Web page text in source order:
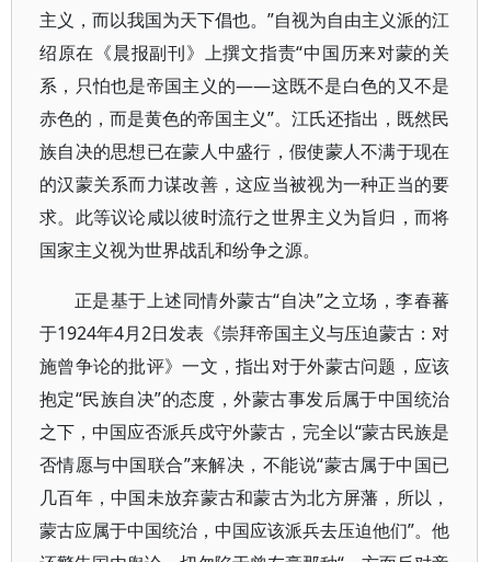
主义，而以我国为天下倡也。”自视为自由主义派的江
绍原在《晨报副刊》上撰文指责“中国历来对蒙的关
系，只怕也是帝国主义的——这既不是白色的又不是
赤色的，而是黄色的帝国主义”。江氏还指出，既然民
族自决的思想已在蒙人中盛行，假使蒙人不满于现在
的汉蒙关系而力谋改善，这应当被视为一种正当的要
求。此等议论咸以彼时流行之世界主义为旨归，而将
国家主义视为世界战乱和纷争之源。
正是基于上述同情外蒙古“自决”之立场，李春蕃
于1924年4月2日发表《崇拜帝国主义与压迫蒙古：对
施曾争论的批评》一文，指出对于外蒙古问题，应该
抱定“民族自决”的态度，外蒙古事发后属于中国统治
之下，中国应否派兵戍守外蒙古，完全以“蒙古民族是
否情愿与中国联合”来解决，不能说“蒙古属于中国已
几百年，中国未放弃蒙古和蒙古为北方屏藩，所以，
蒙古应属于中国统治，中国应该派兵去压迫他们”。他